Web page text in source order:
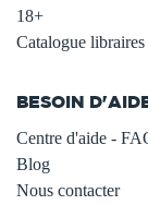
18+
Catalogue libraires
BESOIN
Centre d'aide -
Blog
Nous contacter